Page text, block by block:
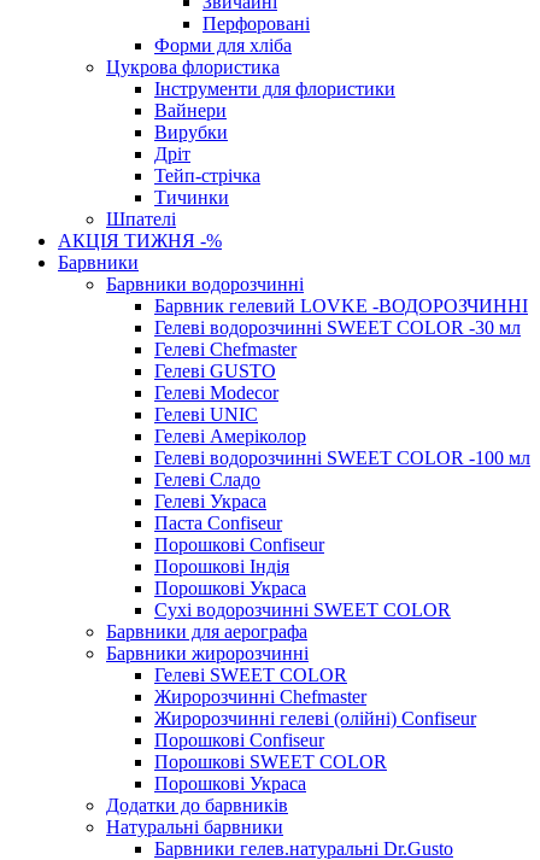
Перфоровані
Форми для хліба
Цукрова флористика
Інструменти для флористики
Вайнери
Вирубки
Дріт
Тейп-стрічка
Тичинки
Шпателі
АКЦІЯ ТИЖНЯ -%
Барвники
Барвники водорозчинні
Барвник гелевий LOVKE -ВОДОРОЗЧИННІ
Гелеві водорозчинні SWEET COLOR -30 мл
Гелеві Chefmaster
Гелеві GUSTO
Гелеві Modecor
Гелеві UNIC
Гелеві Амеріколор
Гелеві водорозчинні SWEET COLOR -100 мл
Гелеві Сладо
Гелеві Украса
Паста Confiseur
Порошкові Confiseur
Порошкові Індія
Порошкові Украса
Сухі водорозчинні SWEET COLOR
Барвники для аерографа
Барвники жиророзчинні
Гелеві SWEET COLOR
Жиророзчинні Chefmaster
Жиророзчинні гелеві (олійні) Confiseur
Порошкові Confiseur
Порошкові SWEET COLOR
Порошкові Украса
Додатки до барвників
Натуральні барвники
Барвники гелев.натуральні Dr.Gusto